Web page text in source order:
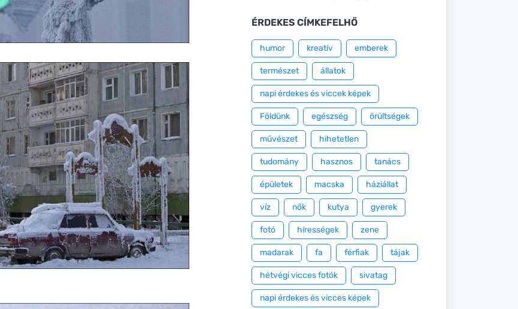
ÉRDEKES CÍMKEFELHŐ
humor kreatív emberek
természet állatok
napi érdekes és viccek képek
Földünk egészség őrültségek
művészet hihetetlen
tudomány hasznos tanács
épületek macska háziállat
víz nők kutya gyerek
fotó hírességek zene
madarak fa férfiak tájak
hétvégi vicces fotók sivatag
napi érdekes és vicces képek